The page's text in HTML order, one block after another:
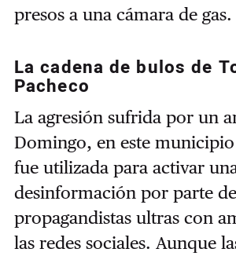
presos a una cámara de gas.
La cadena de bulos de
Pacheco
La agresión sufrida por un
Domingo, en este
fue utilizada para activar
desinformación por parte de
propagandistas ultras con
las redes sociales. Aunque